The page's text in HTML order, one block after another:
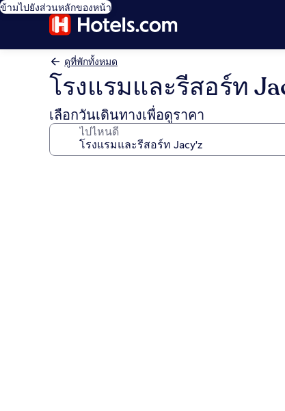
ข้ามไปยังส่วนหลักของหน้า
ดูที่พักทั้งหมด
โรงแรมและรีสอร์ท
เลือกวันเดินทางเพื่อดูราคา
ไปไหนดี